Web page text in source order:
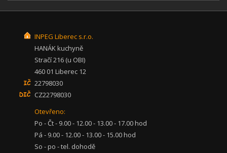
INPEG Liberec s.r.o.
HANÁK kuchyně
Stračí 216 (u OBI)
460 01 Liberec 12
22798030
CZ22798030
Otevřeno:
Po - Čt - 9.00 - 12.00 - 13.00 - 17.00 hod
Pá - 9.00 - 12.00 - 13.00 - 15.00 hod
So - po - tel. dohodě